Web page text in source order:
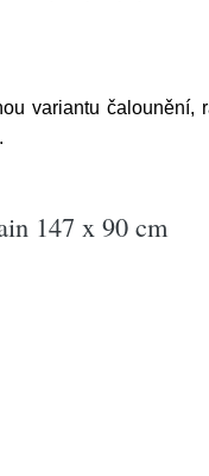
variantu čalounění,
147 x 90 cm